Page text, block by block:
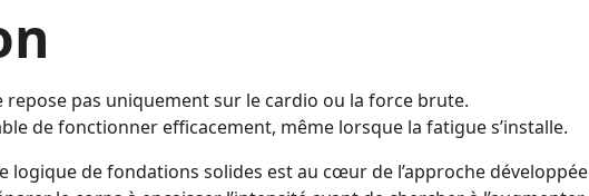
repose pas uniquement sur le cardio ou la force brute.
de fonctionner efficacement, même lorsque la fatigue s’installe.
logique de fondations solides est au cœur de l’approche développée